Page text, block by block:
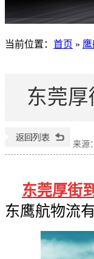
当前位置 ： 首页 »
东莞厚
来源
东莞厚街
东鹰航物流